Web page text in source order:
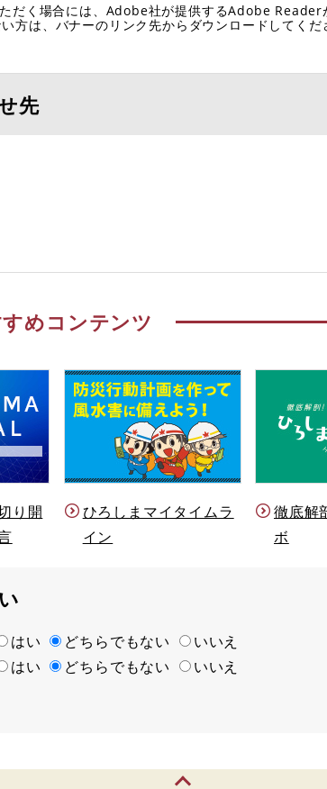
だく場合には、Adobe社が提供するAdobe Reader
方は、バナーのリンク先からダウンロードしてくだ
先
めコンテンツ
り開
ひろしまマイタイムラ
イン
徹底解
ボ
はい どちらでもない
いいえ
はい どちらでもない いいえ